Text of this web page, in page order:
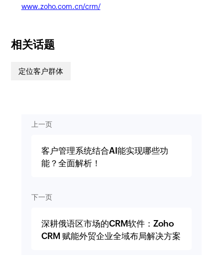
www.zoho.com.cn/crm/
相关话题
定位客户群体
上一页
客户管理系统结合AI能实现哪些功
能？全面解析！
下一页
深耕俄语区市场的CRM软件：Zoho
CRM 赋能外贸企业全域布局解决方案